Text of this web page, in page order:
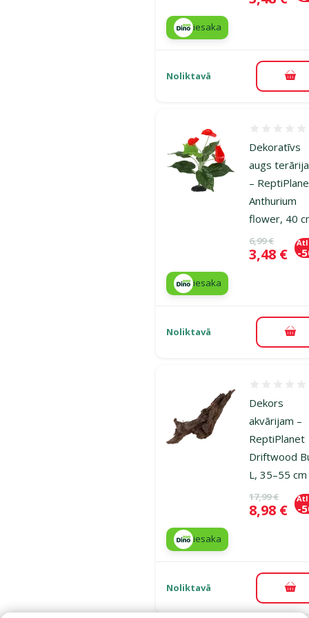
iesaka
Noliktavā
Dekoratīvs
augs
–
Anthurium
flower, 40
Oriģinālā
6,99 €
Cena
3,48 € -
iesaka
Noliktavā
Dekors
akvārijam –
ReptiPlanet
Driftwood
L, 35–55 cm
Oriģinālā
17,99 €
Cena
8,98 € -
iesaka
Noliktavā